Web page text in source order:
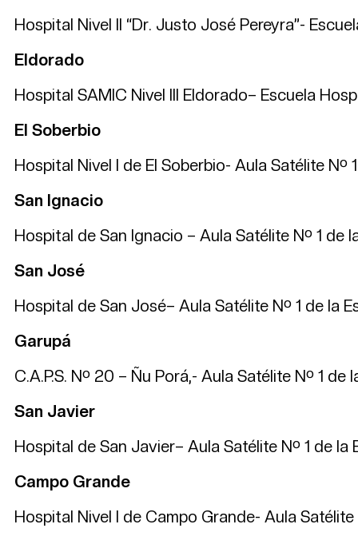
Hospital Nivel II “Dr. Justo José Pereyra”-
Eldorado
Hospital SAMIC Nivel III Eldorado– Escuela
El Soberbio
Hospital Nivel I de El Soberbio- Aula Satélite
San Ignacio
Hospital de San Ignacio – Aula Satélite Nº 1 de
San José
Hospital de San José– Aula Satélite Nº 1 de la
Garupá
C.A.P.S. Nº 20 – Ñu Porá,- Aula Satélite Nº 1
San Javier
Hospital de San Javier– Aula Satélite Nº 1 de
Campo Grande
Hospital Nivel I de Campo Grande- Aula